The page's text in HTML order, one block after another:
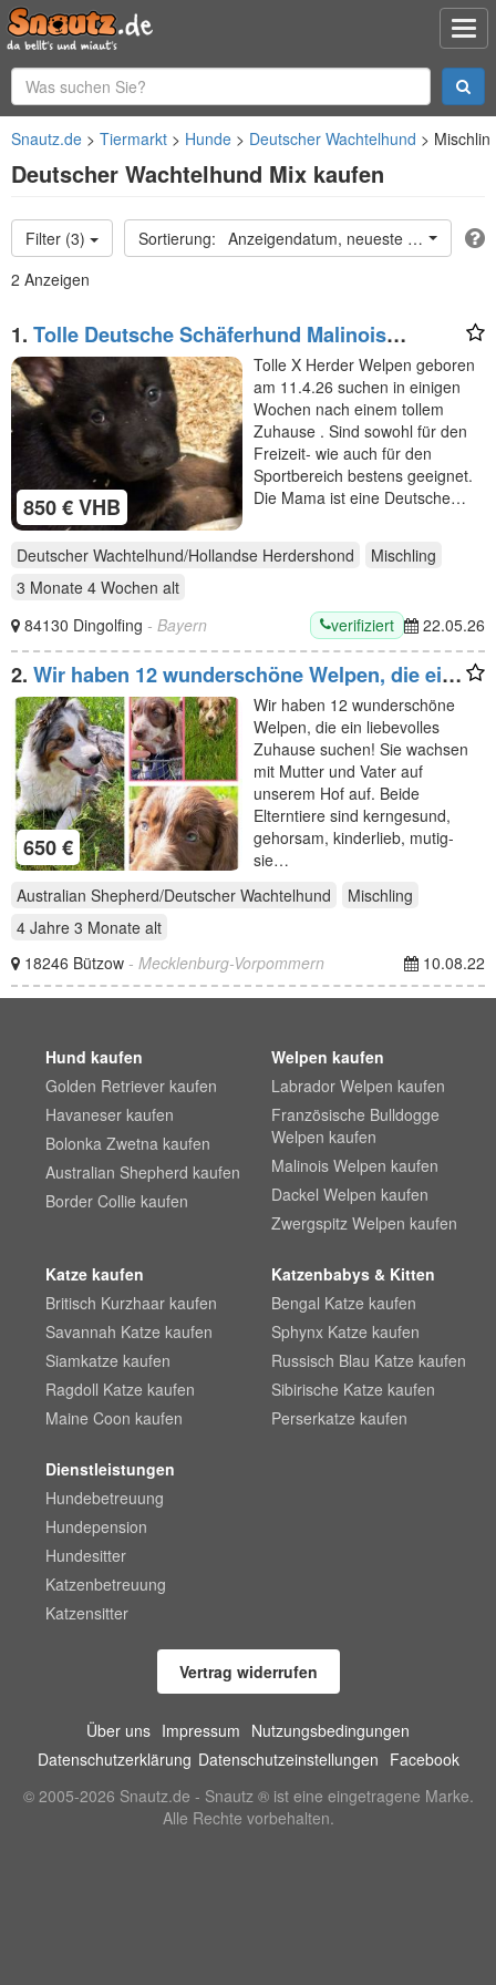
Snautz.de Tiermarkt Hunde Deutscher Wachtelhund
Deutscher Wachtelhund Mix kaufen
Filter (3)
Anzeigendatum, neueste oben
2 Anzeigen
1. Tolle Deutsche Schäferhund Malinois
Holländische Welpen suchen tolles Zuhause
850 € VHB
Tolle X Herder Welpen geboren
am 11.4.26 suchen in einigen
Wochen nach einem tollem
Zuhause . Sind sowohl für den
Freizeit- wie auch für den
Sportbereich bestens geeignet.
Die Mama ist eine Deutsche…
Deutscher Wachtelhund/Hollandse Herdershond
Mischling
3 Monate 4 Wochen alt
84130 Dingolfing - Bayern verifiziert 22.05.26
2. Wir haben 12 wunderschöne Welpen, die ein
liebevolles
650 €
Wir haben 12 wunderschöne
Welpen, die ein liebevolles
Zuhause suchen! Sie wachsen
mit Mutter und Vater auf
unserem Hof auf. Beide
Elterntiere sind kerngesund,
gehorsam, kinderlieb, mutig-
sie…
Australian Shepherd/Deutscher Wachtelhund
Mischling
4 Jahre 3 Monate alt
18246 Bützow - Mecklenburg-Vorpommern 10.08.22
Hund kaufen
Golden Retriever kaufen
Havaneser kaufen
Bolonka Zwetna kaufen
Australian Shepherd kaufen
Border Collie kaufen
Welpen kaufen
Labrador Welpen kaufen
Französische Bulldogge
Welpen kaufen
Malinois Welpen kaufen
Dackel Welpen kaufen
Zwergspitz Welpen kaufen
Katze kaufen
Britisch Kurzhaar kaufen
Savannah Katze kaufen
Siamkatze kaufen
Ragdoll Katze kaufen
Maine Coon kaufen
Katzenbabys & Kitten
Bengal Katze kaufen
Sphynx Katze kaufen
Russisch Blau Katze kaufen
Sibirische Katze kaufen
Perserkatze kaufen
Dienstleistungen
Hundebetreuung
Hundepension
Hundesitter
Katzenbetreuung
Katzensitter
Vertrag widerrufen
Über uns Impressum Nutzungsbedingungen
Datenschutzerklärung Datenschutzeinstellungen Facebook
© 2005-2026 Snautz.de - Snautz ® ist eine eingetragene Marke.
Alle Rechte vorbehalten.